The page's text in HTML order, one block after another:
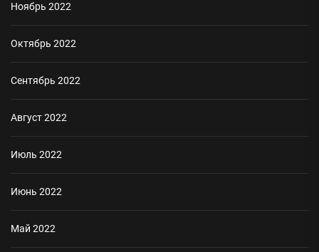
Ноябрь 2022
Октябрь 2022
Сентябрь 2022
Август 2022
Июль 2022
Июнь 2022
Май 2022